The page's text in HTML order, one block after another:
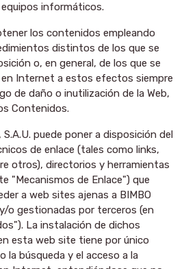
informáticos.
los contenidos empleando
distintos de los que se
o, en general, de los que se
Internet a estos efectos siempre
de daño o inutilización de la Web,
Contenidos.
S.A.U. puede poner a disposición del
de enlace (tales como links,
otros), directorios y herramientas
"Mecanismos de Enlace") que
a web sites ajenas a BIMBO
y/o gestionadas por terceros (en
La instalación de dichos
esta web site tiene por único
la búsqueda y el acceso a la